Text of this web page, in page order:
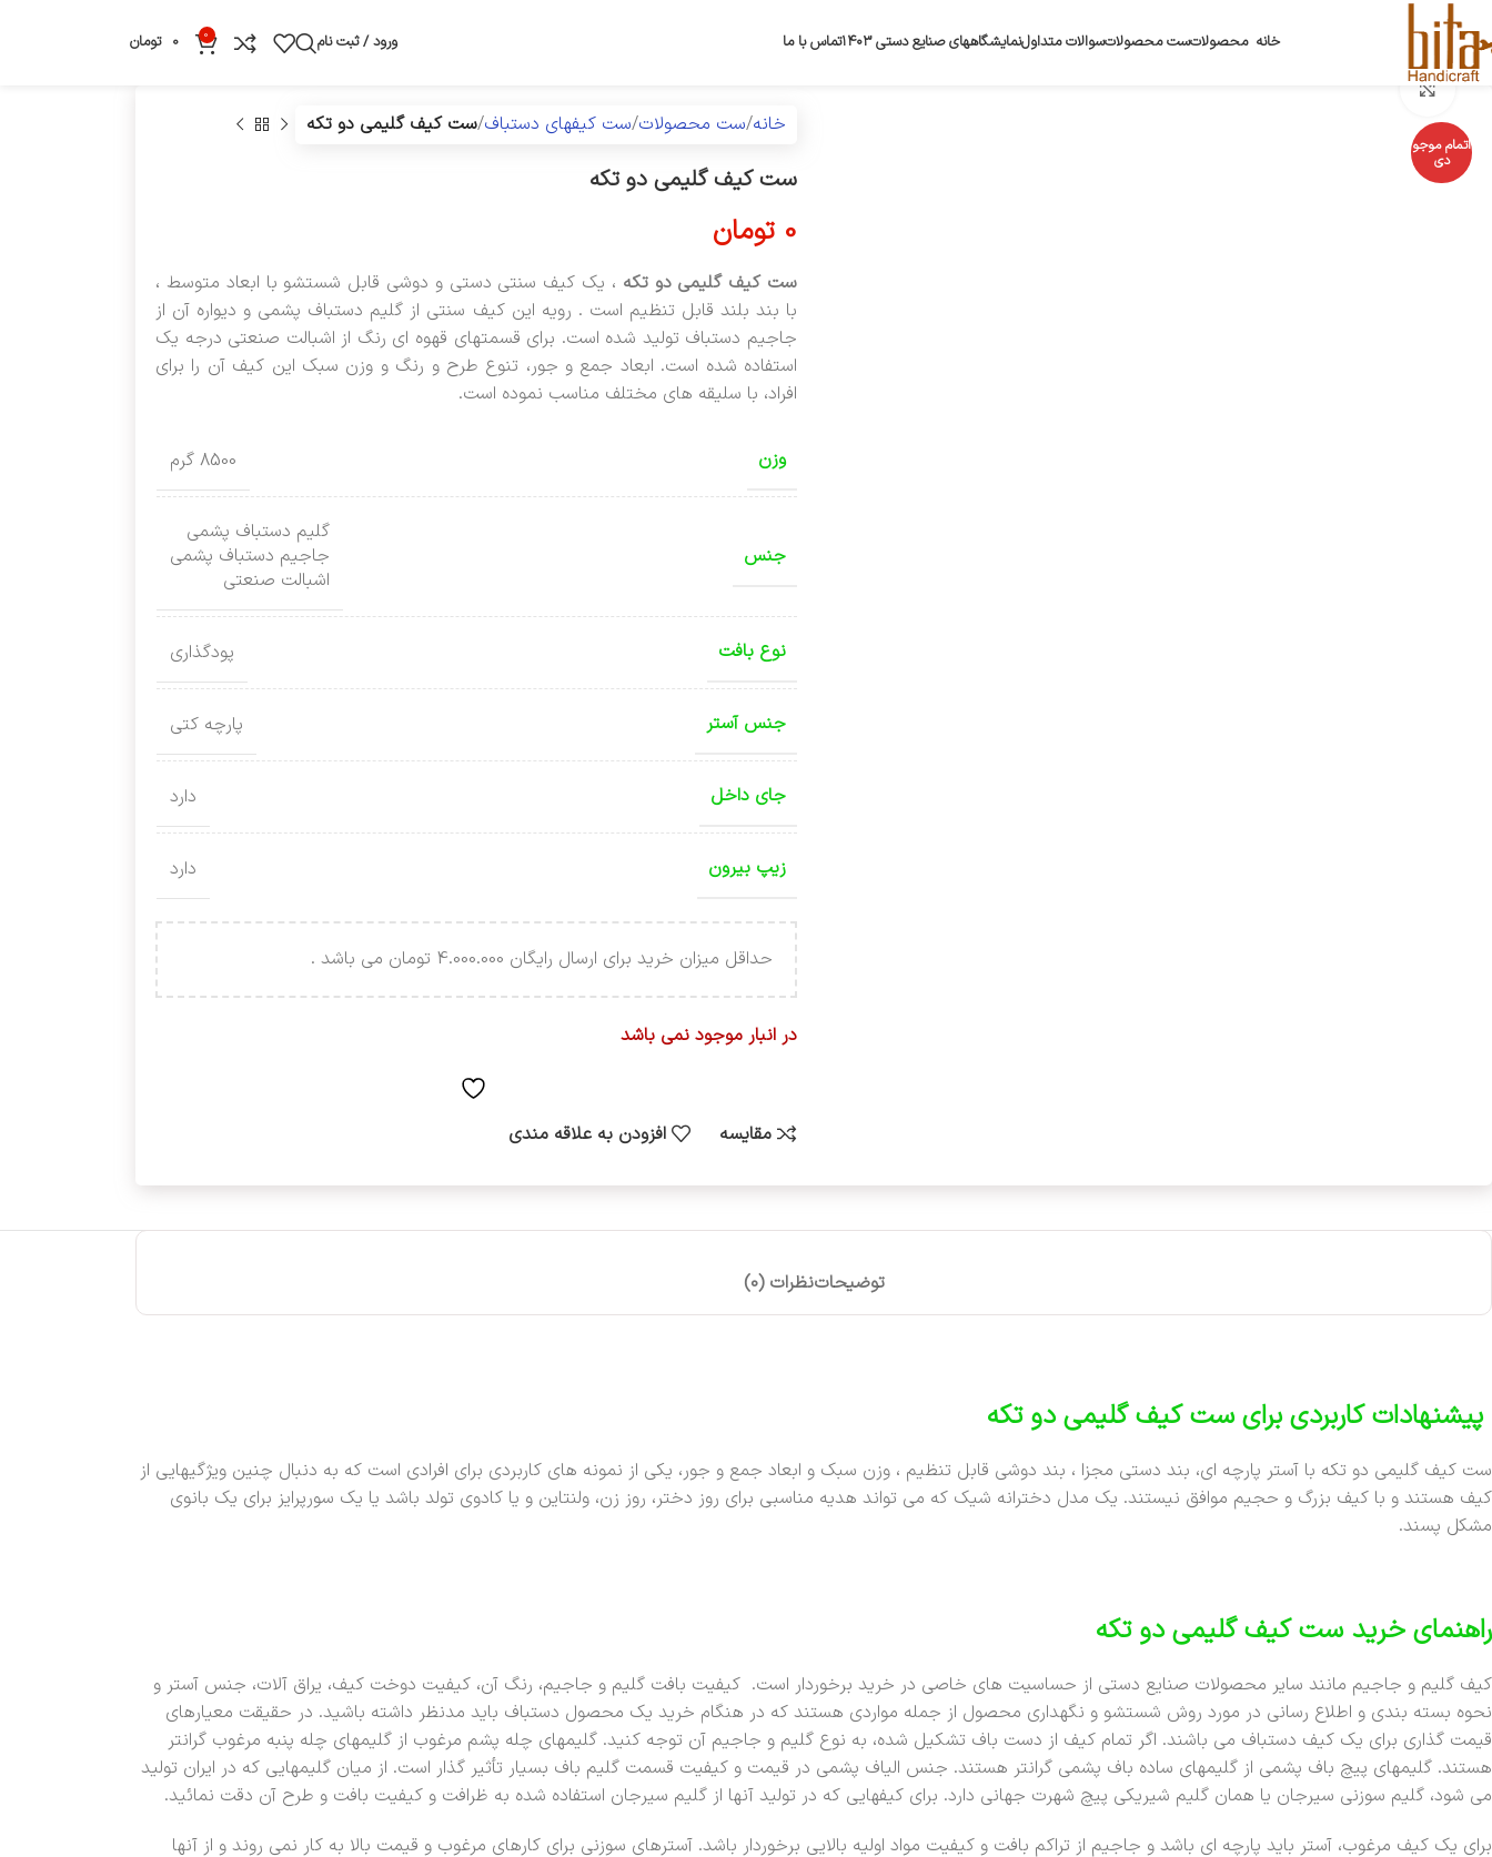
خانه محصولاتست محصولاتسوالات متداولنمایشگاههای صنایع دستی ۱۴۰۳ تماس با ما ورود / ثبت نام 0
0 تومان
اتمام موجو
دی
خانه ست محصولات ست کیفهای دستباف ست کیف گلیمی دو تکه
ست کیف گلیمی دو تکه
0 تومان
ست کیف گلیمی دو تکه ، یک کیف سنتی دستی و دوشی قابل شستشو با ابعاد متوسط ،
با بند بلند قابل تنظیم است . رویه این کیف سنتی از گلیم دستباف پشمی و دیواره آن از
جاجیم دستباف تولید شده است. برای قسمتهای قهوه ای رنگ از اشبالت صنعتی درجه یک
استفاده شده است. ابعاد جمع و جور، تنوع طرح و رنگ و وزن سبک این کیف آن را برای
افراد، با سلیقه های مختلف مناسب نموده است.
وزن 8500 گرم
جنس
گلیم دستباف پشمی
جاجیم دستباف پشمی
اشبالت صنعتی
نوع بافت پودگذاری
جنس آستر پارچه کتی
جای داخل دارد
زیپ بیرون دارد
حداقل میزان خرید برای ارسال رایگان 4.000.000 تومان می باشد .
در انبار موجود نمی باشد
مقایسه افزودن به علاقه مندی
توضیحاتنظرات (0)
پیشنهادات کاربردی برای ست کیف گلیمی دو تکه
ست کیف گلیمی دو تکه با آستر پارچه ای، بند دستی مجزا ، بند دوشی قابل تنظیم ، وزن سبک و ابعاد جمع و جور، یکی از نمونه های کاربردی برای افرادی است که به دنبال چنین ویژگیهایی از
کیف هستند و با کیف بزرگ و حجیم موافق نیستند. یک مدل دخترانه شیک که می تواند هدیه مناسبی برای روز دختر، روز زن، ولنتاین و یا کادوی تولد باشد یا یک سورپرایز برای یک بانوی
مشکل پسند.
راهنمای خرید ست کیف گلیمی دو تکه
کیف گلیم و جاجیم مانند سایر محصولات صنایع دستی از حساسیت های خاصی در خرید برخوردار است. کیفیت بافت گلیم و جاجیم، رنگ آن، کیفیت دوخت کیف، یراق آلات، جنس آستر و
نحوه بسته بندی و اطلاع رسانی در مورد روش شستشو و نگهداری محصول از جمله مواردی هستند که در هنگام خرید یک محصول دستباف باید مدنظر داشته باشید. در حقیقت معیارهای
قیمت گذاری برای یک کیف دستباف می باشند. اگر تمام کیف از دست باف تشکیل شده، به نوع گلیم و جاجیم آن توجه کنید. گلیمهای چله پشم مرغوب از گلیمهای چله پنبه مرغوب گرانتر
هستند. گلیمهای پیچ باف پشمی از گلیمهای ساده باف پشمی گرانتر هستند. جنس الیاف پشمی در قیمت و کیفیت قسمت گلیم باف بسیار تأثیر گذار است. از میان گلیمهایی که در ایران تولید
می شود، گلیم سوزنی سیرجان یا همان گلیم شیریکی پیچ شهرت جهانی دارد. برای کیفهایی که در تولید آنها از گلیم سیرجان استفاده شده به ظرافت و کیفیت بافت و طرح آن دقت نمائید.
برای یک کیف مرغوب، آستر باید پارچه ای باشد و جاجیم از تراکم بافت و کیفیت مواد اولیه بالایی برخوردار باشد. آسترهای سوزنی برای کارهای مرغوب و قیمت بالا به کار نمی روند و از آنها